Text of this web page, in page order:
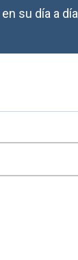
su día a día